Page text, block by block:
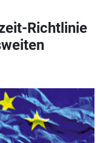
Richtlinie